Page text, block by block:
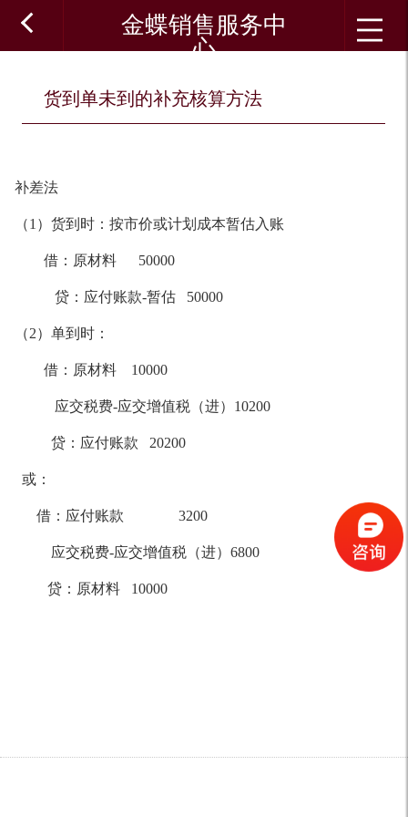
金蝶销售服务中
心
货到单未到的补充核算方法
补差法
（1）货到时：按市价或计划成本暂估入账
借：原材料 50000
贷：应付账款-暂估 50000
（2）单到时：
借：原材料 10000
应交税费-应交增值税（进）10200
贷：应付账款 20200
或：
借：应付账款 3200
应交税费-应交增值税（进）6800
贷：原材料 10000